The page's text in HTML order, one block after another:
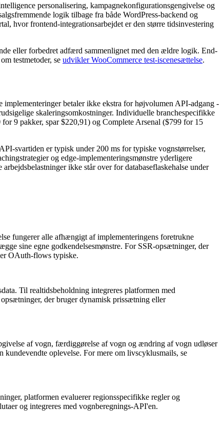
personalisering, kampagnekonfigurationsgengivelse og
logik tilbage fra både WordPress-backend og
hvor frontend-integrationsarbejdet er den større tidsinvestering
eller forbedret adfærd sammenlignet med den ældre logik. End-
testmetoder, se udvikler WooCommerce test-iscenesættelse.
betaler ikke ekstra for højvolumen API-adgang -
skaleringsomkostninger. Individuelle branchespecifikke
9 pakker, spar $220,91) og Complete Arsenal ($799 for 15
svartiden er typisk under 200 ms for typiske vognstørrelser,
og edge-implementeringsmønstre yderligere
ikke står over for databaseflaskehalse under
fungerer alle afhængigt af implementeringens foretrukne
sine egne godkendelsesmønstre. For SSR-opsætninger, der
OAuth-flows typiske.
Til realtidsbeholdning integreres platformen med
der bruger dynamisk prissætning eller
af vogn, færdiggørelse af vogn og ændring af vogn udløser
kundevendte oplevelse. For mere om livscyklusmails, se
platformen evaluerer regionsspecifikke regler og
og integreres med vognberegnings-API'en.